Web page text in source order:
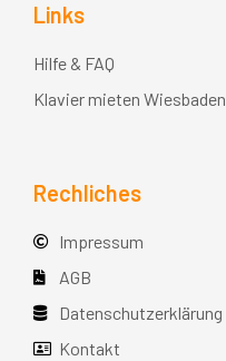
Links
Hilfe & FAQ
Klavier mieten Wiesbaden
Rechliches
Impressum
AGB
Datenschutzerklärung
Kontakt